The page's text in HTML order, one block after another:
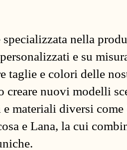
nella
e su
taglie e colori delle
creare nuovi modelli
materiali diversi come
e Lana, la cui